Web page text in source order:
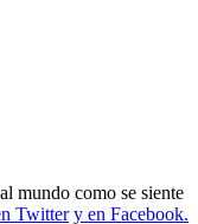
mundo como se siente
Twitter y en Facebook.